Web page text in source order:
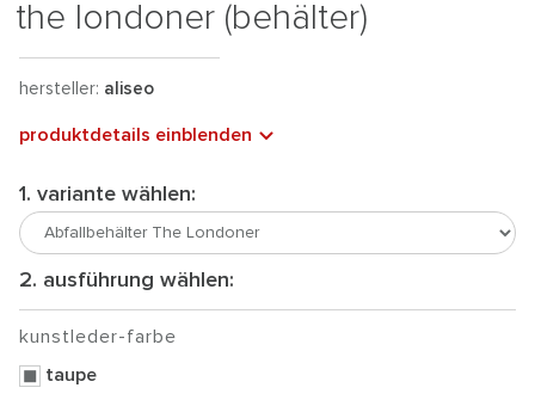
the londoner (behälter)
hersteller: aliseo
produktdetails einblenden
1. variante wählen:
2. ausführung wählen:
kunstleder-farbe
taupe